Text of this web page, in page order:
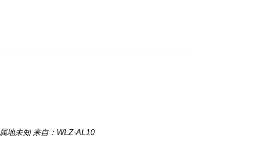
属地未知 来自：WLZ-AL10